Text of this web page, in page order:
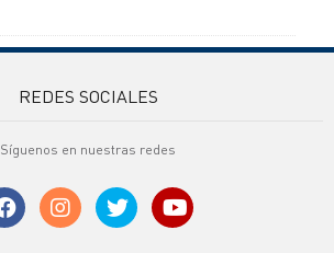
REDES SOCIALES
Síguenos en nuestras redes